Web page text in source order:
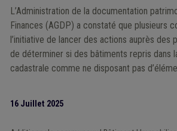
L’Administration de la documentation
Finances (AGDP) a constaté que plusieurs
l’initiative de lancer des actions auprès des
de déterminer si des bâtiments repris dans
cadastrale comme ne disposant pas
16 Juillet 2025